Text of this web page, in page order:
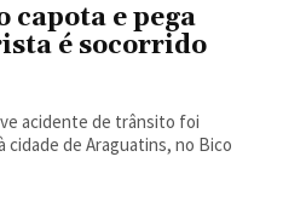
capota e pega
é socorrido
acidente de trânsito foi
cidade de Araguatins, no Bico